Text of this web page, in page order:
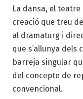
La dansa, el teatre
creació que treu
al dramaturg i
que s’allunya dels
barreja singular
del concepte de
convencional.